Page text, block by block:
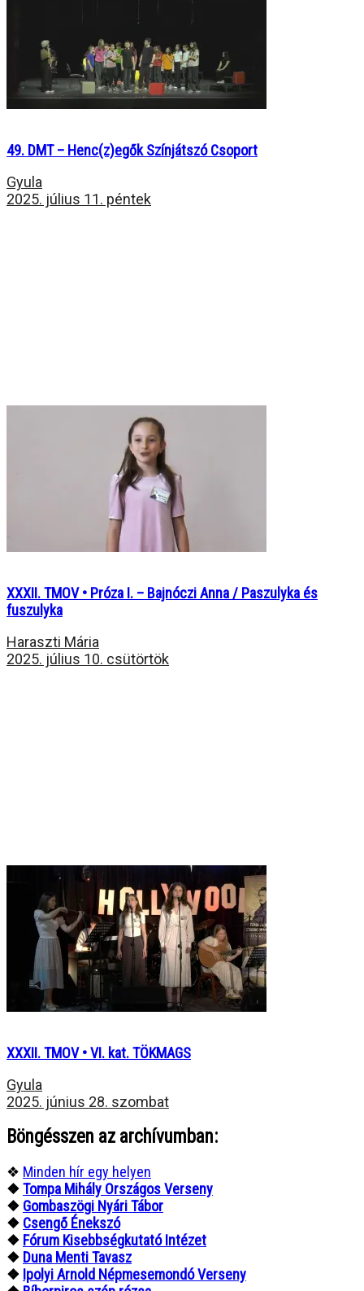
49. DMT – Henc(z)egők Színjátszó Csoport
Gyula
2025. július 11. péntek
XXXII. TMOV • Próza I. – Bajnóczi Anna / Paszulyka és
fuszulyka
Haraszti Mária
2025. július 10. csütörtök
XXXII. TMOV • VI. kat. TÖKMAGS
Gyula
2025. június 28. szombat
Böngésszen az archívumban:
❖ Minden hír egy helyen
❖Tompa Mihály Országos Verseny
❖ Gombaszögi Nyári Tábor
❖ Csengő Énekszó
❖ Fórum Kisebbségkutató Intézet
❖ Duna Menti Tavasz
❖ Ipolyi Arnold Népmesemondó Verseny